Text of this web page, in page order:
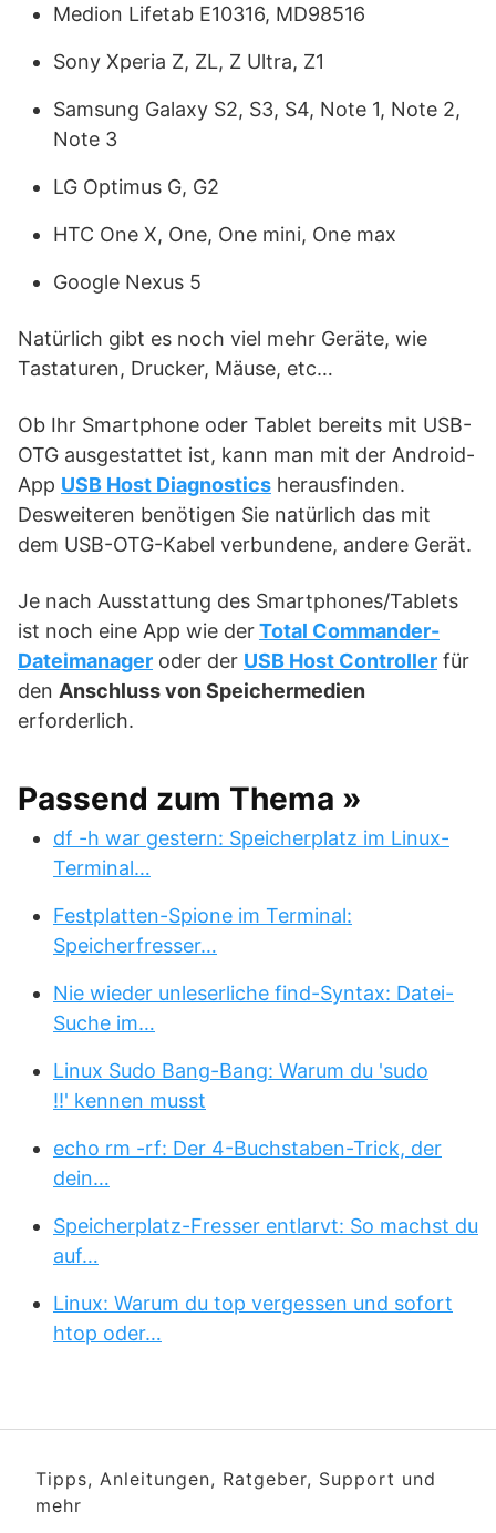
Medion Lifetab E10316, MD98516
Sony Xperia Z, ZL, Z Ultra, Z1
Samsung Galaxy S2, S3, S4, Note 1, Note 2,
Note 3
LG Optimus G, G2
HTC One X, One, One mini, One max
Google Nexus 5
Natürlich gibt es noch viel mehr Geräte, wie
Tastaturen, Drucker, Mäuse, etc…
Ob Ihr Smartphone oder Tablet bereits mit USB-
OTG ausgestattet ist, kann man mit der Android-
App USB Host Diagnostics herausfinden.
Desweiteren benötigen Sie natürlich das mit
dem USB-OTG-Kabel verbundene, andere Gerät.
Je nach Ausstattung des Smartphones/Tablets
ist noch eine App wie derTotal Commander-
Dateimanager oder der USB Host Controller für
den Anschluss von Speichermedien
erforderlich.
Passend zum Thema »
df -h war gestern: Speicherplatz im Linux-
Terminal…
Festplatten-Spione im Terminal:
Speicherfresser…
Nie wieder unleserliche find-Syntax: Datei-
Suche im…
Linux Sudo Bang-Bang: Warum du 'sudo
!!' kennen musst
echo rm -rf: Der 4-Buchstaben-Trick, der
dein…
Speicherplatz-Fresser entlarvt: So machst du
auf…
Linux: Warum du top vergessen und sofort
htop oder…
Tipps, Anleitungen, Ratgeber, Support und
mehr